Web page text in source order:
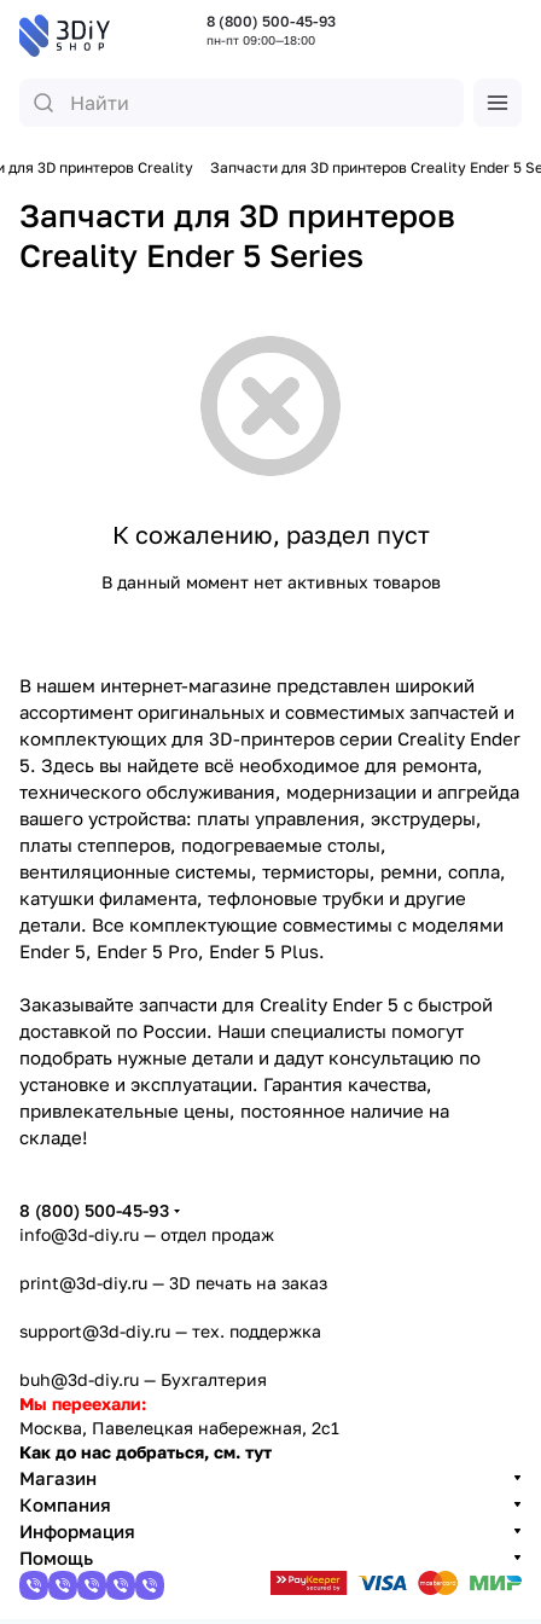
8 (800) 500-45-93
пн-пт 09:00—18:00
для 3D принтеров Creality Запчасти для 3D принтеров Creality Ender 5
Запчасти для 3D принтеров
Creality Ender 5 Series
К сожалению, раздел пуст
В данный момент нет активных товаров
В нашем интернет-магазине представлен широкий
ассортимент оригинальных и совместимых запчастей и
комплектующих для 3D-принтеров серии Creality Ender
5. Здесь вы найдете всё необходимое для ремонта,
технического обслуживания, модернизации и апгрейда
вашего устройства: платы управления, экструдеры,
платы степперов, подогреваемые столы,
вентиляционные системы, термисторы, ремни, сопла,
катушки филамента, тефлоновые трубки и другие
детали. Все комплектующие совместимы с моделями
Ender 5, Ender 5 Pro, Ender 5 Plus.
Заказывайте запчасти для Creality Ender 5 с быстрой
доставкой по России. Наши специалисты помогут
подобрать нужные детали и дадут консультацию по
установке и эксплуатации. Гарантия качества,
привлекательные цены, постоянное наличие на
складе!
8 (800) 500-45-93
info@3d-diy.ru — отдел продаж
print@3d-diy.ru — 3D печать на заказ
support@3d-diy.ru — тех. поддержка
buh@3d-diy.ru — Бухгалтерия
Мы переехали:
Москва, Павелецкая набережная, 2с1
Как до нас добраться, см. тут
Магазин
Компания
Информация
Помощь